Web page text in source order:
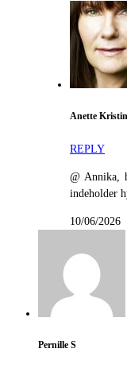
Anette
REPLY
@ Annika,
indeholder
10/06/2026
Pernille S